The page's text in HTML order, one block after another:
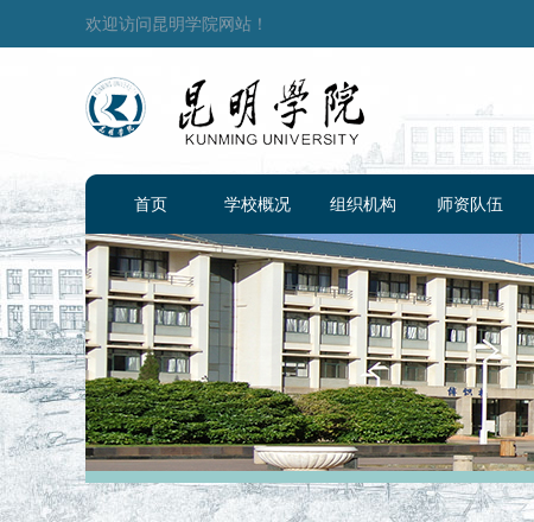
欢迎访问昆明学院网站！
首页 学校概况 组织机构 师资队伍